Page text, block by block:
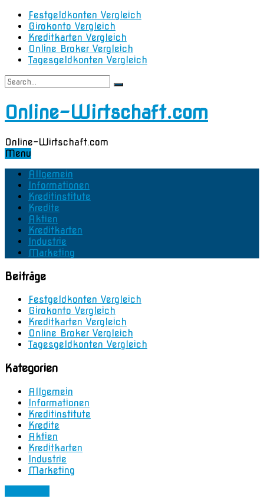
Festgeldkonten Vergleich
Girokonto Vergleich
Kreditkarten Vergleich
Online Broker Vergleich
Tagesgeldkonten Vergleich
Online-Wirtschaft.com
Online-Wirtschaft.com
Menu
Allgemein
Informationen
Kreditinstitute
Kredite
Aktien
Kreditkarten
Industrie
Marketing
Beiträge
Festgeldkonten Vergleich
Girokonto Vergleich
Kreditkarten Vergleich
Online Broker Vergleich
Tagesgeldkonten Vergleich
Kategorien
Allgemein
Informationen
Kreditinstitute
Kredite
Aktien
Kreditkarten
Industrie
Marketing